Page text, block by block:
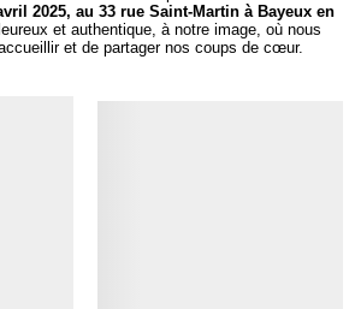
2025, au 33 rue Saint-Martin à Bayeux en
et authentique, à notre image, où nous
et de partager nos coups de cœur.